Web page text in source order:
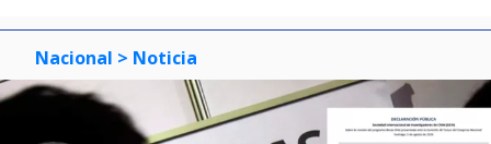
Nacional > Noticia